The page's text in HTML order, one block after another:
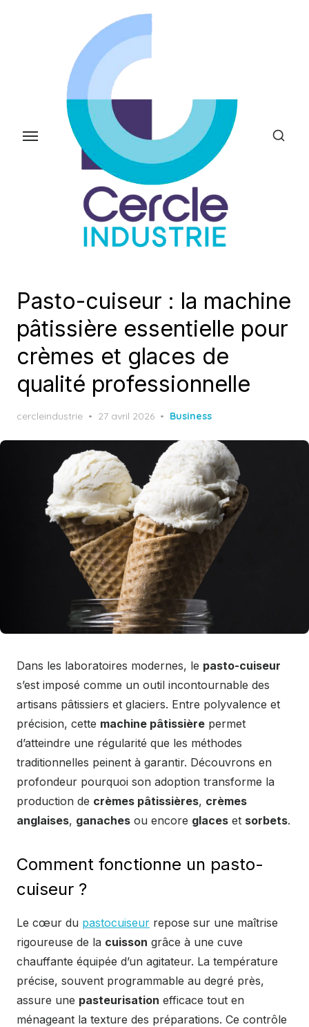
Pasto-cuiseur : la machine
pâtissière essentielle pour
crèmes et glaces de
qualité professionnelle
cercleindustrie
Posted
27 avril 2026 Business
Dans les laboratoires modernes, le pasto-cuiseur
s’est imposé comme un outil incontournable des
artisans pâtissiers et glaciers. Entre polyvalence et
précision, cette machine pâtissière permet
d’atteindre une régularité que les méthodes
traditionnelles peinent à garantir. Découvrons en
profondeur pourquoi son adoption transforme la
production de crèmes pâtissières, crèmes
anglaises, ganaches ou encore glaces et sorbets.
Comment fonctionne un pasto-
cuiseur ?
Le cœur du pastocuiseur repose sur une maîtrise
rigoureuse de la cuisson grâce à une cuve
chauffante équipée d’un agitateur. La température
précise, souvent programmable au degré près,
assure une pasteurisation efficace tout en
ménageant la texture des préparations. Ce contrôle